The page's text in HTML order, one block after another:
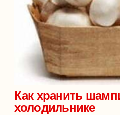
Как хранить
холодильнике